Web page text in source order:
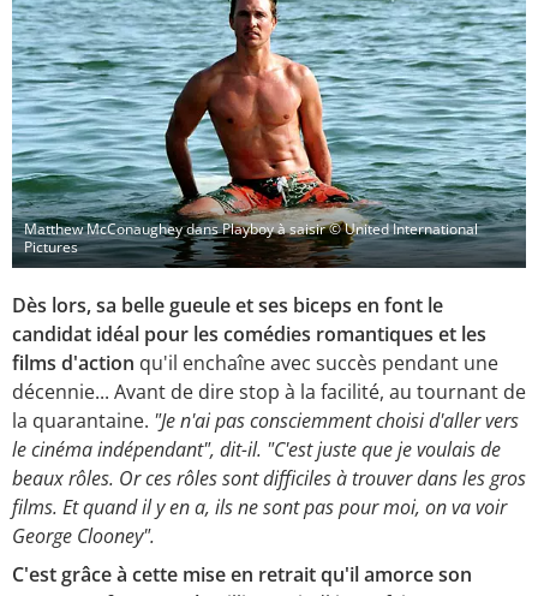
Matthew McConaughey dans Playboy à saisir© United International
Pictures
Dès lors, sa belle gueule et ses biceps en font le
candidat idéal pour les comédies romantiques et les
films d'action qu'il enchaîne avec succès pendant une
décennie... Avant de dire stop à la facilité, au tournant de
la quarantaine. "Je n'ai pas consciemment choisi d'aller vers
le cinéma indépendant", dit-il. "C'est juste que je voulais de
beaux rôles. Or ces rôles sont difficiles à trouver dans les gros
films. Et quand il y en a, ils ne sont pas pour moi, on va voir
George Clooney".
C'est grâce à cette mise en retrait qu'il amorce son